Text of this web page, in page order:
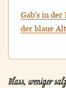
Gab's in der
der blaue
Blass, weniger